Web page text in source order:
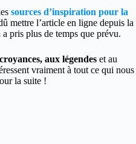
sources d’inspiration pour la
mettre l’article en ligne depuis la
pris plus de temps que prévu.
croyances, aux légendes et au
vraiment à tout ce qui nous
la suite !